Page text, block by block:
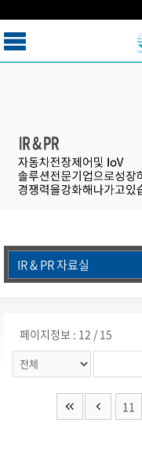
IR & PR 자료실
페이지정보 : 12 / 15
11